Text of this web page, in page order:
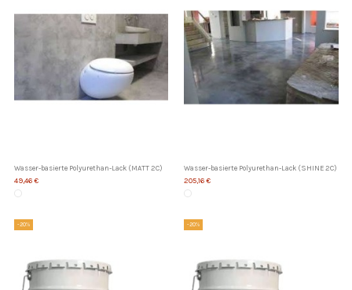
Wasser-basierte Polyurethan-Lack (MATT 2C)
49,46 €
Wasser-basierte Polyurethan-Lack (SHINE 2C)
205,16 €
-20% -20%